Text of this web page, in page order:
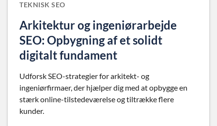
TEKNISK SEO
Arkitektur og ingeniørarbejde
SEO: Opbygning af et solidt
digitalt fundament
Udforsk SEO-strategier for arkitekt- og
ingeniørfirmaer, der hjælper dig med at opbygge en
stærk online-tilstedeværelse og tiltrække flere
kunder.